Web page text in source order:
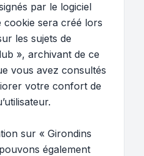
par le logiciel
cookie sera créé lors
les sujets de
», archivant de ce
vous avez consultés
votre confort de
sur « Girondins
également